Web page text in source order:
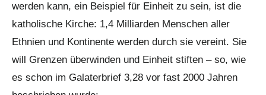
werden kann, ein Beispiel für Einheit zu sein, ist die
katholische Kirche: 1,4 Milliarden Menschen aller
Ethnien und Kontinente werden durch sie vereint. Sie
will Grenzen überwinden und Einheit stiften – so, wie
es schon im Galaterbrief 3,28 vor fast 2000 Jahren